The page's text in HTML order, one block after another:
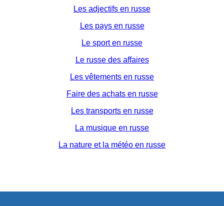
Les adjectifs en russe
Les pays en russe
Le sport en russe
Le russe des affaires
Les vêtements en russe
Faire des achats en russe
Les transports en russe
La musique en russe
La nature et la météo en russe